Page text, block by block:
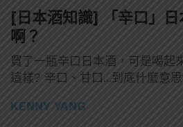
[日本酒知識] 「辛口」
啊？
買了一瓶辛口日本酒，可是喝起
這樣? 辛口、甘口...到底什麼意
KENNY YANG